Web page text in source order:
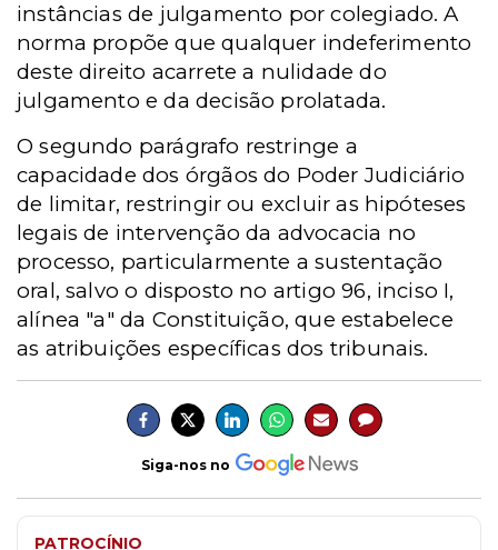
instâncias de julgamento por colegiado. A
norma propõe que qualquer indeferimento
deste direito acarrete a nulidade do
julgamento e da decisão prolatada.
O segundo parágrafo restringe a
capacidade dos órgãos do Poder Judiciário
de limitar, restringir ou excluir as hipóteses
legais de intervenção da advocacia no
processo, particularmente a sustentação
oral, salvo o disposto no artigo 96, inciso I,
alínea "a" da Constituição, que estabelece
as atribuições específicas dos tribunais.
Siga-nos no
PATROCÍNIO